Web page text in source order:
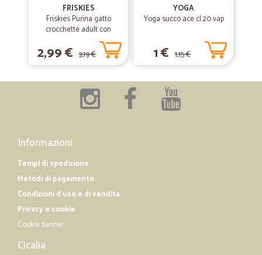
—Marco D.
Rapidi...chiari...fantastici
13/12/2018
—Giorgio B.
Ottimo servizio di spedizione e risoluzione dei problemi
FRISKIES
Friskies Purina gatto
crocchette adult con
coniglio, pollo e verdure
scatola gr.400
2,99 € 3,19 €
YOGA
Yoga succo ace cl.20 vap
1 € 1,15 €
Informazioni
Tempi di spedizione
Metodi di pagamento
Condizioni d'uso e di vendita
Privacy e cookie
Cookie banner
Cicalia